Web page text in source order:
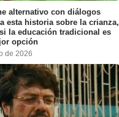
alternativo con diálogos
esta historia sobre la crianza,
la educación tradicional es
opción
de 2026